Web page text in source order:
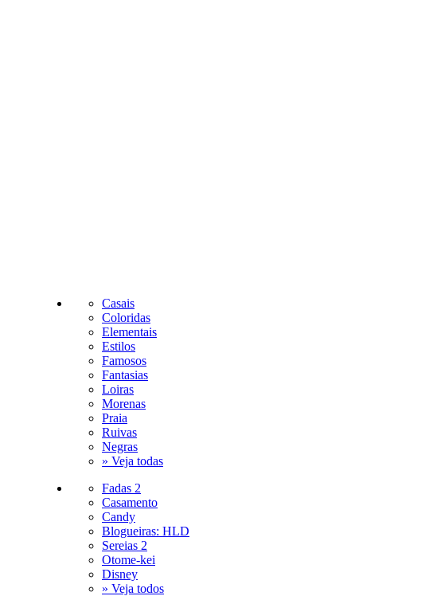
Casais
Coloridas
Elementais
Estilos
Famosos
Fantasias
Loiras
Morenas
Praia
Ruivas
Negras
» Veja todas
Fadas 2
Casamento
Candy
Blogueiras: HLD
Sereias 2
Otome-kei
Disney
» Veja todos